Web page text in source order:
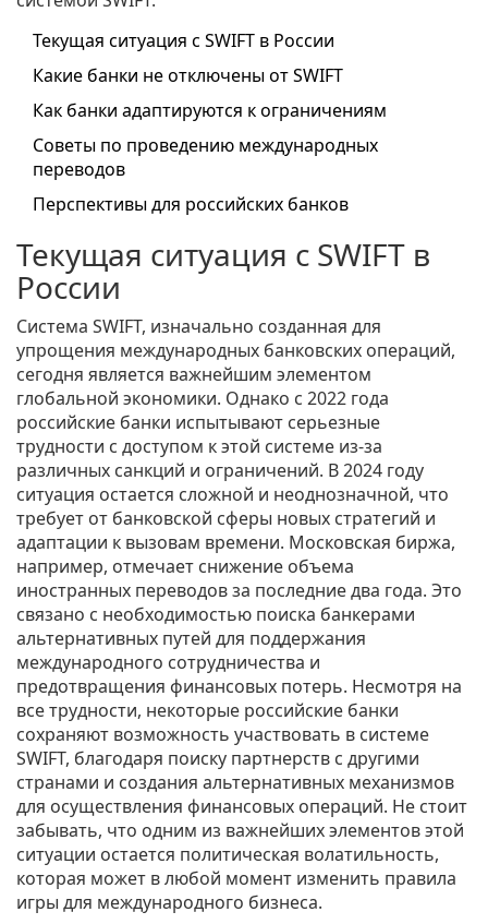
Текущая ситуация с SWIFT в России
Какие банки не отключены от SWIFT
Как банки адаптируются к ограничениям
Советы по проведению международных
переводов
Перспективы для российских банков
Текущая ситуация с SWIFT в
России
Система SWIFT, изначально созданная для
упрощения международных банковских операций,
сегодня является важнейшим элементом
глобальной экономики. Однако с 2022 года
российские банки испытывают серьезные
трудности с доступом к этой системе из-за
различных санкций и ограничений. В 2024 году
ситуация остается сложной и неоднозначной, что
требует от банковской сферы новых стратегий и
адаптации к вызовам времени. Московская биржа,
например, отмечает снижение объема
иностранных переводов за последние два года. Это
связано с необходимостью поиска банкерами
альтернативных путей для поддержания
международного сотрудничества и
предотвращения финансовых потерь. Несмотря на
все трудности, некоторые российские банки
сохраняют возможность участвовать в системе
SWIFT, благодаря поиску партнерств с другими
странами и создания альтернативных механизмов
для осуществления финансовых операций. Не стоит
забывать, что одним из важнейших элементов этой
ситуации остается политическая волатильность,
которая может в любой момент изменить правила
игры для международного бизнеса.